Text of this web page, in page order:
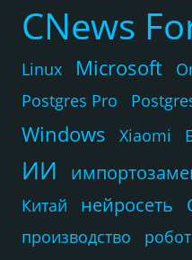
CNews
Linux Microsoft
Postgres Pro
Windows Xiaomi
ИИ
Китай
нейросеть
производство
робот